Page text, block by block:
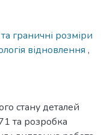
граничні розміри
відновлення ,
стану деталей
та розробка